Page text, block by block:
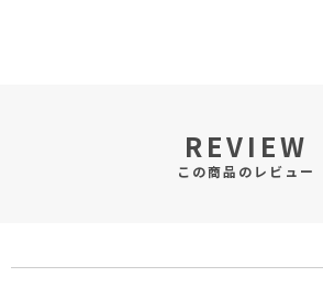
REVIEW
この商品のレビュー